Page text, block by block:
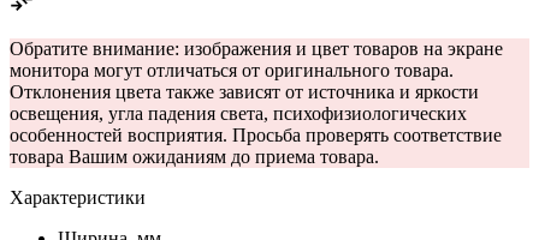
Обратите внимание: изображения и цвет товаров на экране
монитора могут отличаться от оригинального товара.
Отклонения цвета также зависят от источника и яркости
освещения, угла падения света, психофизиологических
особенностей восприятия. Просьба проверять соответствие
товара Вашим ожиданиям до приема товара.
Характеристики